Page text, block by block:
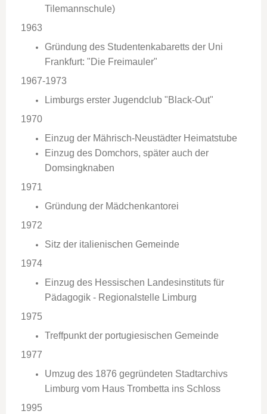
Tilemannschule)
1963
Gründung des Studentenkabaretts der Uni
Frankfurt: "Die Freimauler"
1967-1973
Limburgs erster Jugendclub "Black-Out"
1970
Einzug der Mährisch-Neustädter Heimatstube
Einzug des Domchors, später auch der
Domsingknaben
1971
Gründung der Mädchenkantorei
1972
Sitz der italienischen Gemeinde
1974
Einzug des Hessischen Landesinstituts für
Pädagogik - Regionalstelle Limburg
1975
Treffpunkt der portugiesischen Gemeinde
1977
Umzug des 1876 gegründeten Stadtarchivs
Limburg vom Haus Trombetta ins Schloss
1995